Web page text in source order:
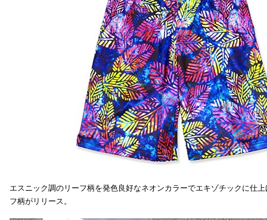
エスニック調のリーフ柄を発色良好なネオンカラーでエキゾチックに仕
フ柄がリリース。